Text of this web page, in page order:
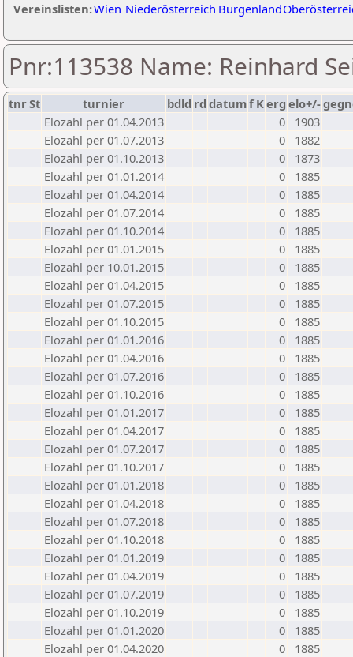
Vereinslisten:Wien Niederösterreich Burgenland
Pnr:113538 Name: Reinhard
tnrSt turnier bdld rd datumf Kerg elo+/-
Elozahl per 01.04.2013
0
1903
Elozahl per 01.07.2013
0
1882
Elozahl per 01.10.2013
0
1873
Elozahl per 01.01.2014
0
1885
Elozahl per 01.04.2014
0
1885
Elozahl per 01.07.2014
0
1885
Elozahl per 01.10.2014
0
1885
Elozahl per 01.01.2015
0
1885
Elozahl per 10.01.2015
0
1885
Elozahl per 01.04.2015
0
1885
Elozahl per 01.07.2015
0
1885
Elozahl per 01.10.2015
0
1885
Elozahl per 01.01.2016
0
1885
Elozahl per 01.04.2016
0
1885
Elozahl per 01.07.2016
0
1885
Elozahl per 01.10.2016
0
1885
Elozahl per 01.01.2017
0
1885
Elozahl per 01.04.2017
0
1885
Elozahl per 01.07.2017
0
1885
Elozahl per 01.10.2017
0
1885
Elozahl per 01.01.2018
0
1885
Elozahl per 01.04.2018
0
1885
Elozahl per 01.07.2018
0
1885
Elozahl per 01.10.2018
0
1885
Elozahl per 01.01.2019
0
1885
Elozahl per 01.04.2019
0
1885
Elozahl per 01.07.2019
0
1885
Elozahl per 01.10.2019
0
1885
Elozahl per 01.01.2020
0
1885
Elozahl per 01.04.2020
0
1885